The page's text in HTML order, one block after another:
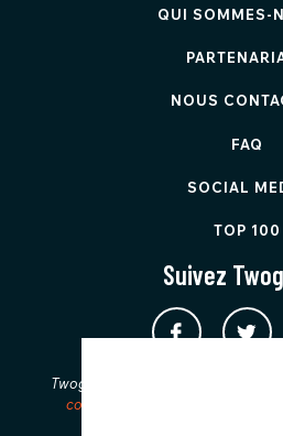
QUI SOMMES-
NOUS
FAQ
SOCIAL
TOP 100
Suivez
Twog est protégé par reCAPTCHA
confidentialité